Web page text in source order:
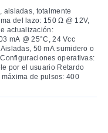
aisladas, totalmente
50 mA sumidero o